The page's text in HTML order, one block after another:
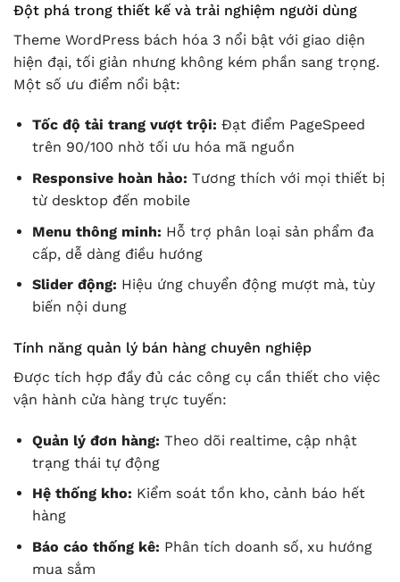
Đột phá trong thiết kế và trải nghiệm người dùng
Theme WordPress bách hóa 3 nổi bật với giao diện
hiện đại, tối giản nhưng không kém phần sang trọng.
Một số ưu điểm nổi bật:
Tốc độ tải trang vượt trội: Đạt điểm PageSpeed
trên 90/100 nhờ tối ưu hóa mã nguồn
Responsive hoàn hảo: Tương thích với mọi thiết bị
từ desktop đến mobile
Menu thông minh: Hỗ trợ phân loại sản phẩm đa
cấp, dễ dàng điều hướng
Slider động: Hiệu ứng chuyển động mượt mà, tùy
biến nội dung
Tính năng quản lý bán hàng chuyên nghiệp
Được tích hợp đầy đủ các công cụ cần thiết cho việc
vận hành cửa hàng trực tuyến:
Quản lý đơn hàng: Theo dõi realtime, cập nhật
trạng thái tự động
Hệ thống kho: Kiểm soát tồn kho, cảnh báo hết
hàng
Báo cáo thống kê: Phân tích doanh số, xu hướng
mua sắm